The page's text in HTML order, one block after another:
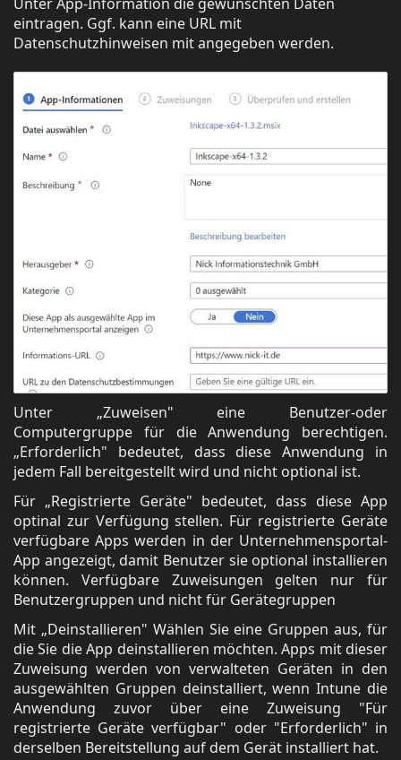
eintragen. Ggf. kann eine URL mit
Datenschutzhinweisen mit angegeben werden.
Unter „Zuweisen" eine Benutzer-oder
Computergruppe für die Anwendung berechtigen.
„Erforderlich" bedeutet, dass diese Anwendung in
jedem Fall bereitgestellt wird und nicht optional ist.
Für „Registrierte Geräte" bedeutet, dass diese App
optinal zur Verfügung stellen. Für registrierte Geräte
verfügbare Apps werden in der Unternehmensportal-
App angezeigt, damit Benutzer sie optional installieren
können. Verfügbare Zuweisungen gelten nur für
Benutzergruppen und nicht für Gerätegruppen
Mit „Deinstallieren" Wählen Sie eine Gruppen aus, für
die Sie die App deinstallieren möchten. Apps mit dieser
Zuweisung werden von verwalteten Geräten in den
ausgewählten Gruppen deinstalliert, wenn Intune die
Anwendung zuvor über eine Zuweisung "Für
registrierte Geräte verfügbar" oder "Erforderlich" in
derselben Bereitstellung auf dem Gerät installiert hat.